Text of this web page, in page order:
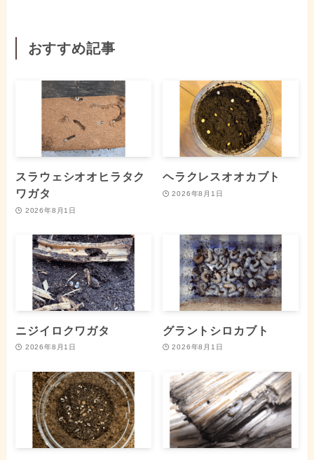
おすすめ記事
スラウェシオオヒラタク
ワガタ
2026年8月1日
ヘラクレスオオカブト
2026年8月1日
ニジイロクワガタ
2026年8月1日
グラントシロカブト
2026年8月1日